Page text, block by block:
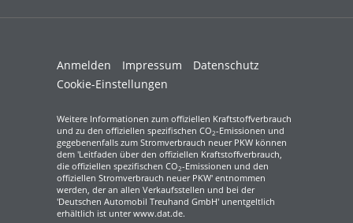
Anmelden Impressum
Datenschutz
Cookie-Einstellungen
Weitere Informationen zum offiziellen Kraftstoffverbrauch
und zu den offiziellen spezifischen CO2-Emissionen und
gegebenenfalls zum Stromverbrauch neuer PKW können
dem 'Leitfaden über den offiziellen Kraftstoffverbrauch,
die offiziellen spezifischen CO2-Emissionen und den
offiziellen Stromverbrauch neuer PKW' entnommen
werden, der an allen Verkaufsstellen und bei der
'Deutschen Automobil Treuhand GmbH' unentgeltlich
erhältlich ist unter www.dat.de.